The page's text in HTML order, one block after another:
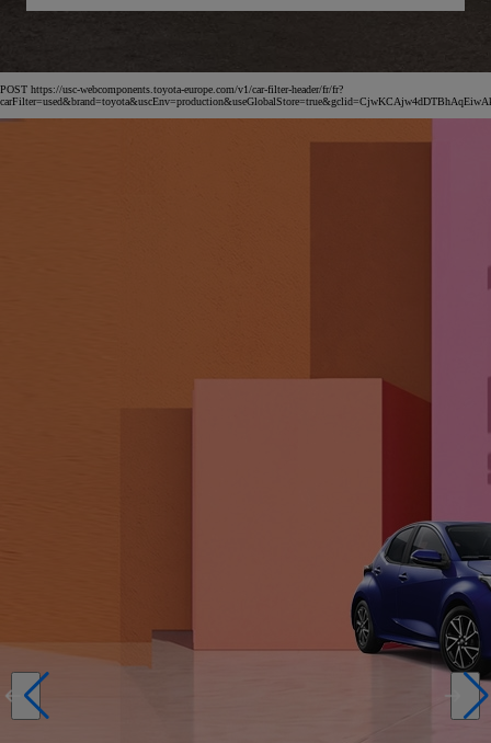
POST https://usc-webcomponents.toyota-europe.com/v1/car-filter-header/fr/fr?